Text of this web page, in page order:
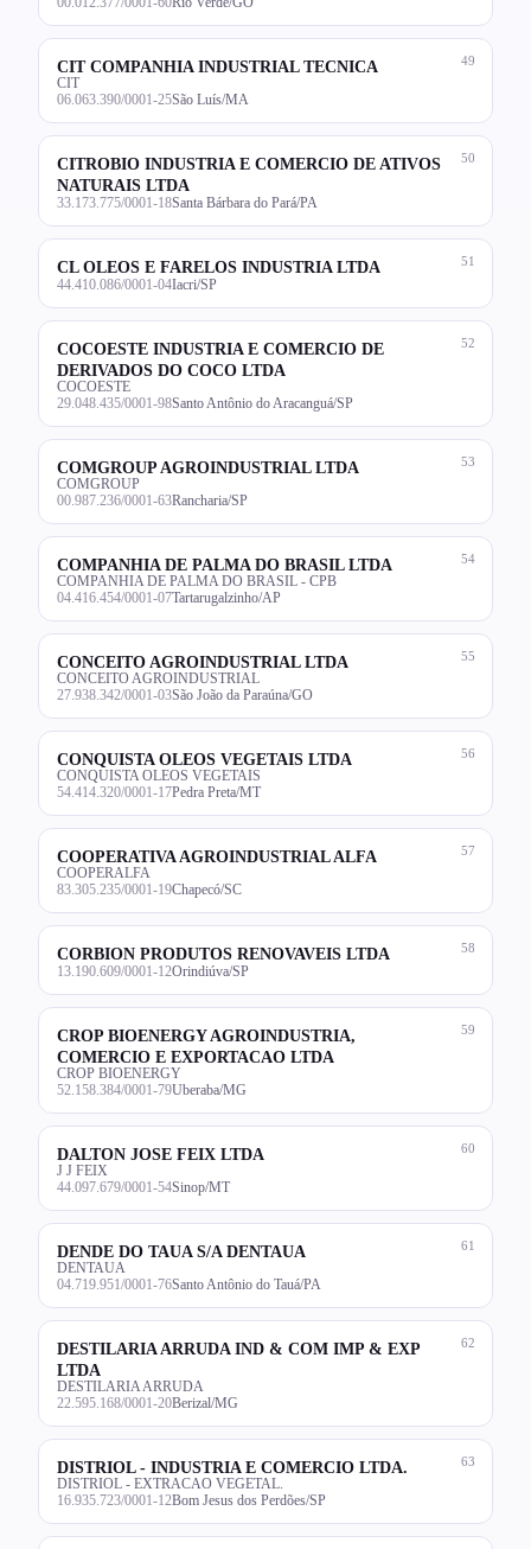
49
CIT COMPANHIA INDUSTRIAL TECNICA
CIT
06.063.390/0001-25São Luís/MA
50
CITROBIO INDUSTRIA E COMERCIO DE ATIVOS
NATURAIS LTDA
33.173.775/0001-18Santa Bárbara do Pará/PA
51
CL OLEOS E FARELOS INDUSTRIA LTDA
44.410.086/0001-04Iacri/SP
52
COCOESTE INDUSTRIA E COMERCIO DE
DERIVADOS DO COCO LTDA
COCOESTE
29.048.435/0001-98Santo Antônio do Aracanguá/SP
53
COMGROUP AGROINDUSTRIAL LTDA
COMGROUP
00.987.236/0001-63Rancharia/SP
54
COMPANHIA DE PALMA DO BRASIL LTDA
COMPANHIA DE PALMA DO BRASIL - CPB
04.416.454/0001-07Tartarugalzinho/AP
55
CONCEITO AGROINDUSTRIAL LTDA
CONCEITO AGROINDUSTRIAL
27.938.342/0001-03São João da Paraúna/GO
56
CONQUISTA OLEOS VEGETAIS LTDA
CONQUISTA OLEOS VEGETAIS
54.414.320/0001-17Pedra Preta/MT
57
COOPERATIVA AGROINDUSTRIAL ALFA
COOPERALFA
83.305.235/0001-19Chapecó/SC
58
CORBION PRODUTOS RENOVAVEIS LTDA
13.190.609/0001-12Orindiúva/SP
59
CROP BIOENERGY AGROINDUSTRIA,
COMERCIO E EXPORTACAO LTDA
CROP BIOENERGY
52.158.384/0001-79Uberaba/MG
60
DALTON JOSE FEIX LTDA
J J FEIX
44.097.679/0001-54Sinop/MT
61
DENDE DO TAUA S/A DENTAUA
DENTAUA
04.719.951/0001-76Santo Antônio do Tauá/PA
62
DESTILARIA ARRUDA IND & COM IMP & EXP
LTDA
DESTILARIA ARRUDA
22.595.168/0001-20Berizal/MG
63
DISTRIOL - INDUSTRIA E COMERCIO LTDA.
DISTRIOL - EXTRACAO VEGETAL.
16.935.723/0001-12Bom Jesus dos Perdões/SP